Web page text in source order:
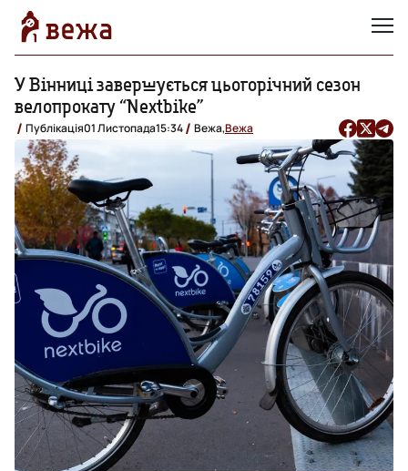
У Вінниці завершується цьогорічний сезон
велопрокату “Nextbike”
Публікація01 Листопада15:34 Вежа,Вежа